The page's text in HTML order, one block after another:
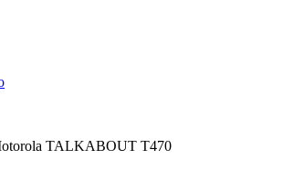
TALKABOUT T470